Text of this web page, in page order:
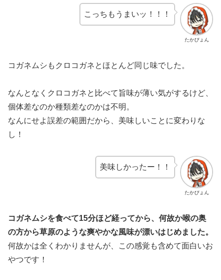
たかぴょん
こっちもうまいッ！！！
コガネムシもクロコガネとほとんど同じ味でした。
なんとなくクロコガネと比べて旨味が薄い気がするけど、
個体差なのか種類差なのかは不明。
なんにせよ誤差の範囲だから、美味しいことに変わりな
し！
たかぴょん
美味しかったー！！
コガネムシを食べて15分ほど経ってから、何故か喉の奥
の方から草原のような爽やかな風味が漂いはじめました。
何故かは全くわかりませんが、この感覚も含めて面白いお
やつです！